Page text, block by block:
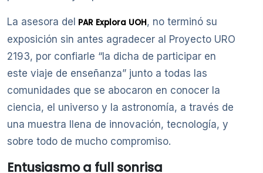
La asesora del PAR Explora UOH, no terminó su
exposición sin antes agradecer al Proyecto URO
2193, por confiarle “la dicha de participar en
este viaje de enseñanza” junto a todas las
comunidades que se abocaron en conocer la
ciencia, el universo y la astronomía, a través de
una muestra llena de innovación, tecnología, y
sobre todo de mucho compromiso.
Entusiasmo a full sonrisa